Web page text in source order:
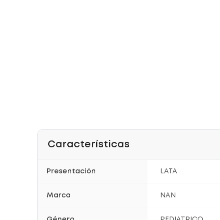
Características
Presentación LATA
Marca NAN